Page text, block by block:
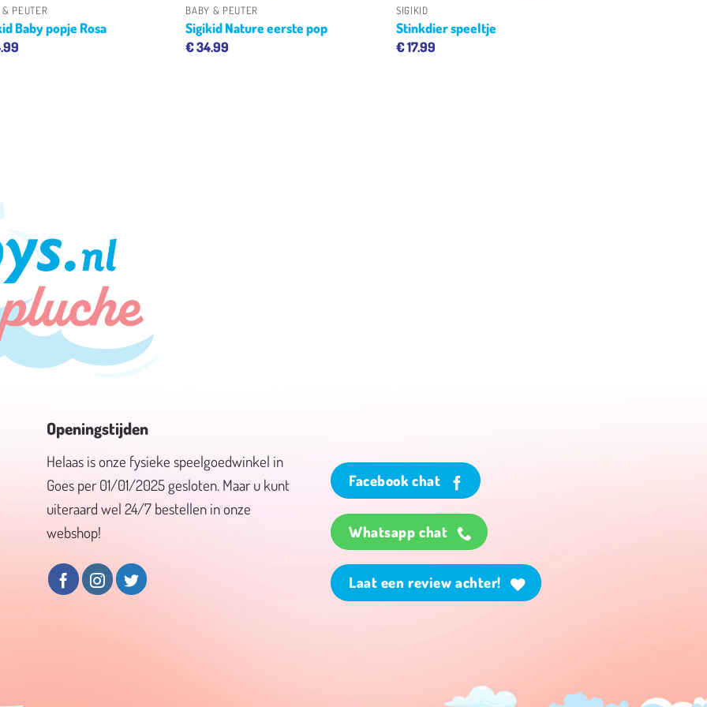
& PEUTER
Baby popje Rosa
BABY & PEUTER
Sigikid Nature eerste pop
€34.99
SIGIKID
Stinkdier speeltje
€17.99
Openingstijden
Helaas is onze fysieke speelgoedwinkel in
Goes per 01/01/2025 gesloten. Maar u kunt
uiteraard wel 24/7 bestellen in onze
webshop!
Facebook chat
Whatsapp chat
Laat een review achter!